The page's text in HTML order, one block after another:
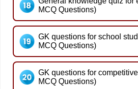
MCQ Questions)
GK questions for school
MCQ Questions)
GK questions for
MCQ Questions)